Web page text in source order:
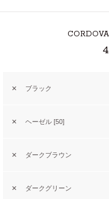
✕ ブラック
✕ ヘーゼル [50]
✕ ダークブラウン
✕ ダークグリーン